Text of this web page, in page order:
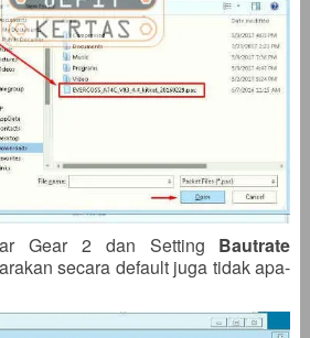
Gear 2 dan Setting Bautrate
secara default juga tidak apa-